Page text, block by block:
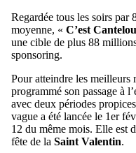
Regardée tous les soirs par
moyenne, « C’est
une cible de plus 88
sponsoring.
Pour atteindre les meilleurs
programmé son passage à
avec deux périodes
vague a été lancée le 1er
12 du même mois. Elle est
fête de la Saint Valentin.